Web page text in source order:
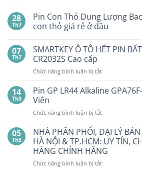
28
Th7
Pin Con Thỏ Dung Lượng
con thỏ giá rẻ ở đâu
bình
luận
ở
Pin
Con
Dung
Lượng
Bao
Mua
con
thỏ
giá
rẻ
ở
đâu
07
Th7
SMARTKEY Ô TÔ HẾT PIN
CR2032S Cao cấp
Chức năng bình luận bị tắtở
Ô
TÔ
PIN
NGỜ?
PIN
MAXELL
CR2032S Cao
cấp
14
Th5
Pin GP LR44 Alkaline
Viên
Chức năng bình luận bị tắtở
GP
LR44
Alkaline
GPA76F-
2C10
05
Th5
NHÀ PHÂN PHỐI, ĐẠI LÝ BÁN
HÀ NỘI & TP.HCM: UY TÍN,
HÀNG CHÍNH HÃNG
Chức năng bình luận bị tắtở